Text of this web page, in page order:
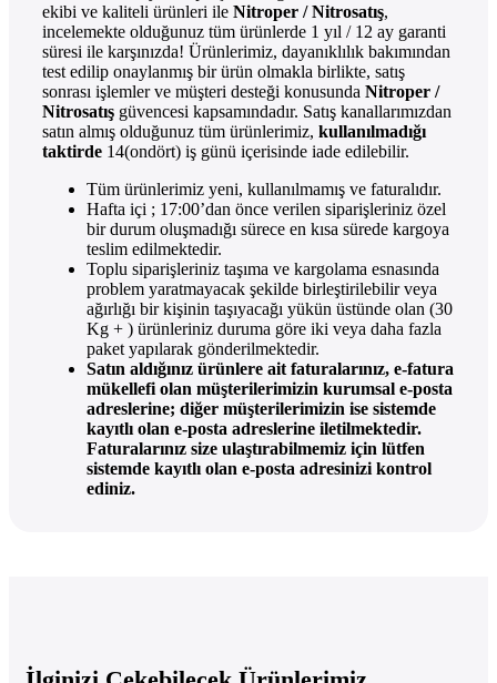
ekibi ve kaliteli ürünleri ile Nitroper / Nitrosatış,
incelemekte olduğunuz tüm ürünlerde 1 yıl / 12 ay garanti
süresi ile karşınızda! Ürünlerimiz, dayanıklılık bakımından
test edilip onaylanmış bir ürün olmakla birlikte, satış
sonrası işlemler ve müşteri desteği konusunda Nitroper /
Nitrosatış güvencesi kapsamındadır. Satış kanallarımızdan
satın almış olduğunuz tüm ürünlerimiz, kullanılmadığı
taktirde 14(ondört) iş günü içerisinde iade edilebilir.
Tüm ürünlerimiz yeni, kullanılmamış ve faturalıdır.
Hafta içi ; 17:00’dan önce verilen siparişleriniz özel
bir durum oluşmadığı sürece en kısa sürede kargoya
teslim edilmektedir.
Toplu siparişleriniz taşıma ve kargolama esnasında
problem yaratmayacak şekilde birleştirilebilir veya
ağırlığı bir kişinin taşıyacağı yükün üstünde olan (30
Kg + ) ürünleriniz duruma göre iki veya daha fazla
paket yapılarak gönderilmektedir.
Satın aldığınız ürünlere ait faturalarınız, e-fatura
mükellefi olan müşterilerimizin kurumsal e-posta
adreslerine; diğer müşterilerimizin ise sistemde
kayıtlı olan e-posta adreslerine iletilmektedir.
Faturalarınız size ulaştırabilmemiz için lütfen
sistemde kayıtlı olan e-posta adresinizi kontrol
ediniz.